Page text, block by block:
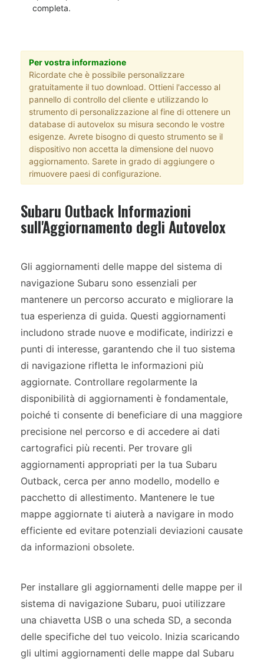
completa.
Per vostra informazione
Ricordate che è possibile personalizzare
gratuitamente il tuo download. Ottieni l'accesso al
pannello di controllo del cliente e utilizzando lo
strumento di personalizzazione al fine di ottenere un
database di autovelox su misura secondo le vostre
esigenze. Avrete bisogno di questo strumento se il
dispositivo non accetta la dimensione del nuovo
aggiornamento. Sarete in grado di aggiungere o
rimuovere paesi di configurazione.
Subaru Outback Informazioni
sull'Aggiornamento degli Autovelox
Gli aggiornamenti delle mappe del sistema di
navigazione Subaru sono essenziali per
mantenere un percorso accurato e migliorare la
tua esperienza di guida. Questi aggiornamenti
includono strade nuove e modificate, indirizzi e
punti di interesse, garantendo che il tuo sistema
di navigazione rifletta le informazioni più
aggiornate. Controllare regolarmente la
disponibilità di aggiornamenti è fondamentale,
poiché ti consente di beneficiare di una maggiore
precisione nel percorso e di accedere ai dati
cartografici più recenti. Per trovare gli
aggiornamenti appropriati per la tua Subaru
Outback, cerca per anno modello, modello e
pacchetto di allestimento. Mantenere le tue
mappe aggiornate ti aiuterà a navigare in modo
efficiente ed evitare potenziali deviazioni causate
da informazioni obsolete.
Per installare gli aggiornamenti delle mappe per il
sistema di navigazione Subaru, puoi utilizzare
una chiavetta USB o una scheda SD, a seconda
delle specifiche del tuo veicolo. Inizia scaricando
gli ultimi aggiornamenti delle mappe dal Subaru